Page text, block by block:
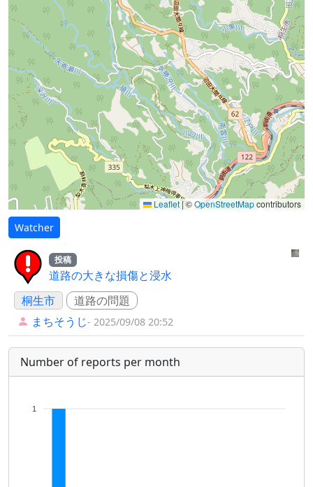
Leaflet|©OpenStreetMapcontributors
Watcher
投稿
道路の大きな損傷と浸水
桐生市
道路の問題
まちそうじ- 2025/09/08 20:52
Number of reports per month
1